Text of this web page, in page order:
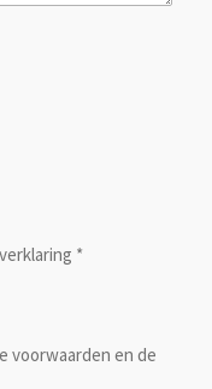
*
voorwaarden en de